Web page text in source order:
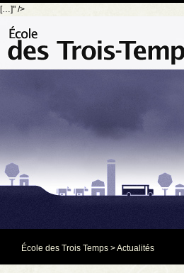
[…]" />
École des Trois Temps >Actualités